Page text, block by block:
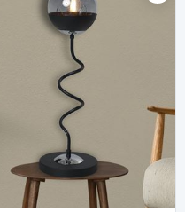
🚚 Hızlı teslimat yapılıyor!
💖 18,3B kişi favoriledi!